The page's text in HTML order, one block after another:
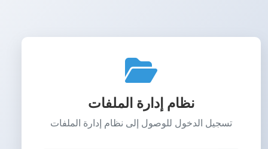
نظام إدارة الملفات
تسجيل الدخول للوصول إلى نظام إدارة الملفات